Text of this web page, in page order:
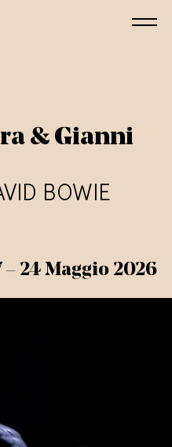
& Gianni
BOWIE
– 24 Maggio 2026